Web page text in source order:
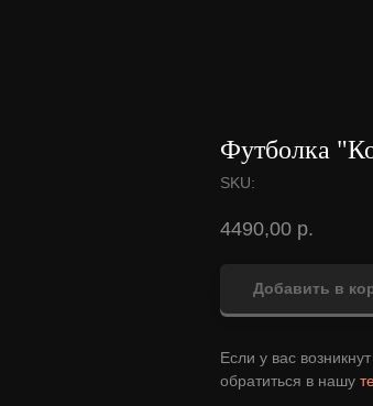
Футболка
SKU:
4490,00 р.
Добавить в
Если у вас
обратиться в нашу